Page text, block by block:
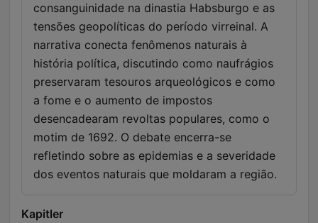
consanguinidade na dinastia Habsburgo e as
tensões geopolíticas do período virreinal. A
narrativa conecta fenômenos naturais à
história política, discutindo como naufrágios
preservaram tesouros arqueológicos e como
a fome e o aumento de impostos
desencadearam revoltas populares, como o
motim de 1692. O debate encerra-se
refletindo sobre as epidemias e a severidade
dos eventos naturais que moldaram a região.
Kapitler